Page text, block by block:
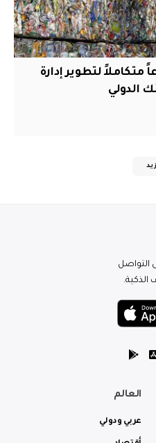
لتطوير إدارة
الدولي
التواصل
الذكية.
العالم
عربي ودولي